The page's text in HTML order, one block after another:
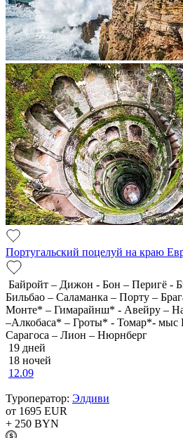
Португальский поцелуй на краю
Байройт – Дижон - Бон – Перигё -
Бильбао – Саламанка – Порту –
Монте* – Гимарайнш* - Авейру –
–Алкобаса* – Гроты* - Томар*- мыс
Сарагоса – Лион – Нюрнберг
19 дней
18 ночей
12.09
Туроператор: Элдиви
от 1695 EUR
+ 250 BYN